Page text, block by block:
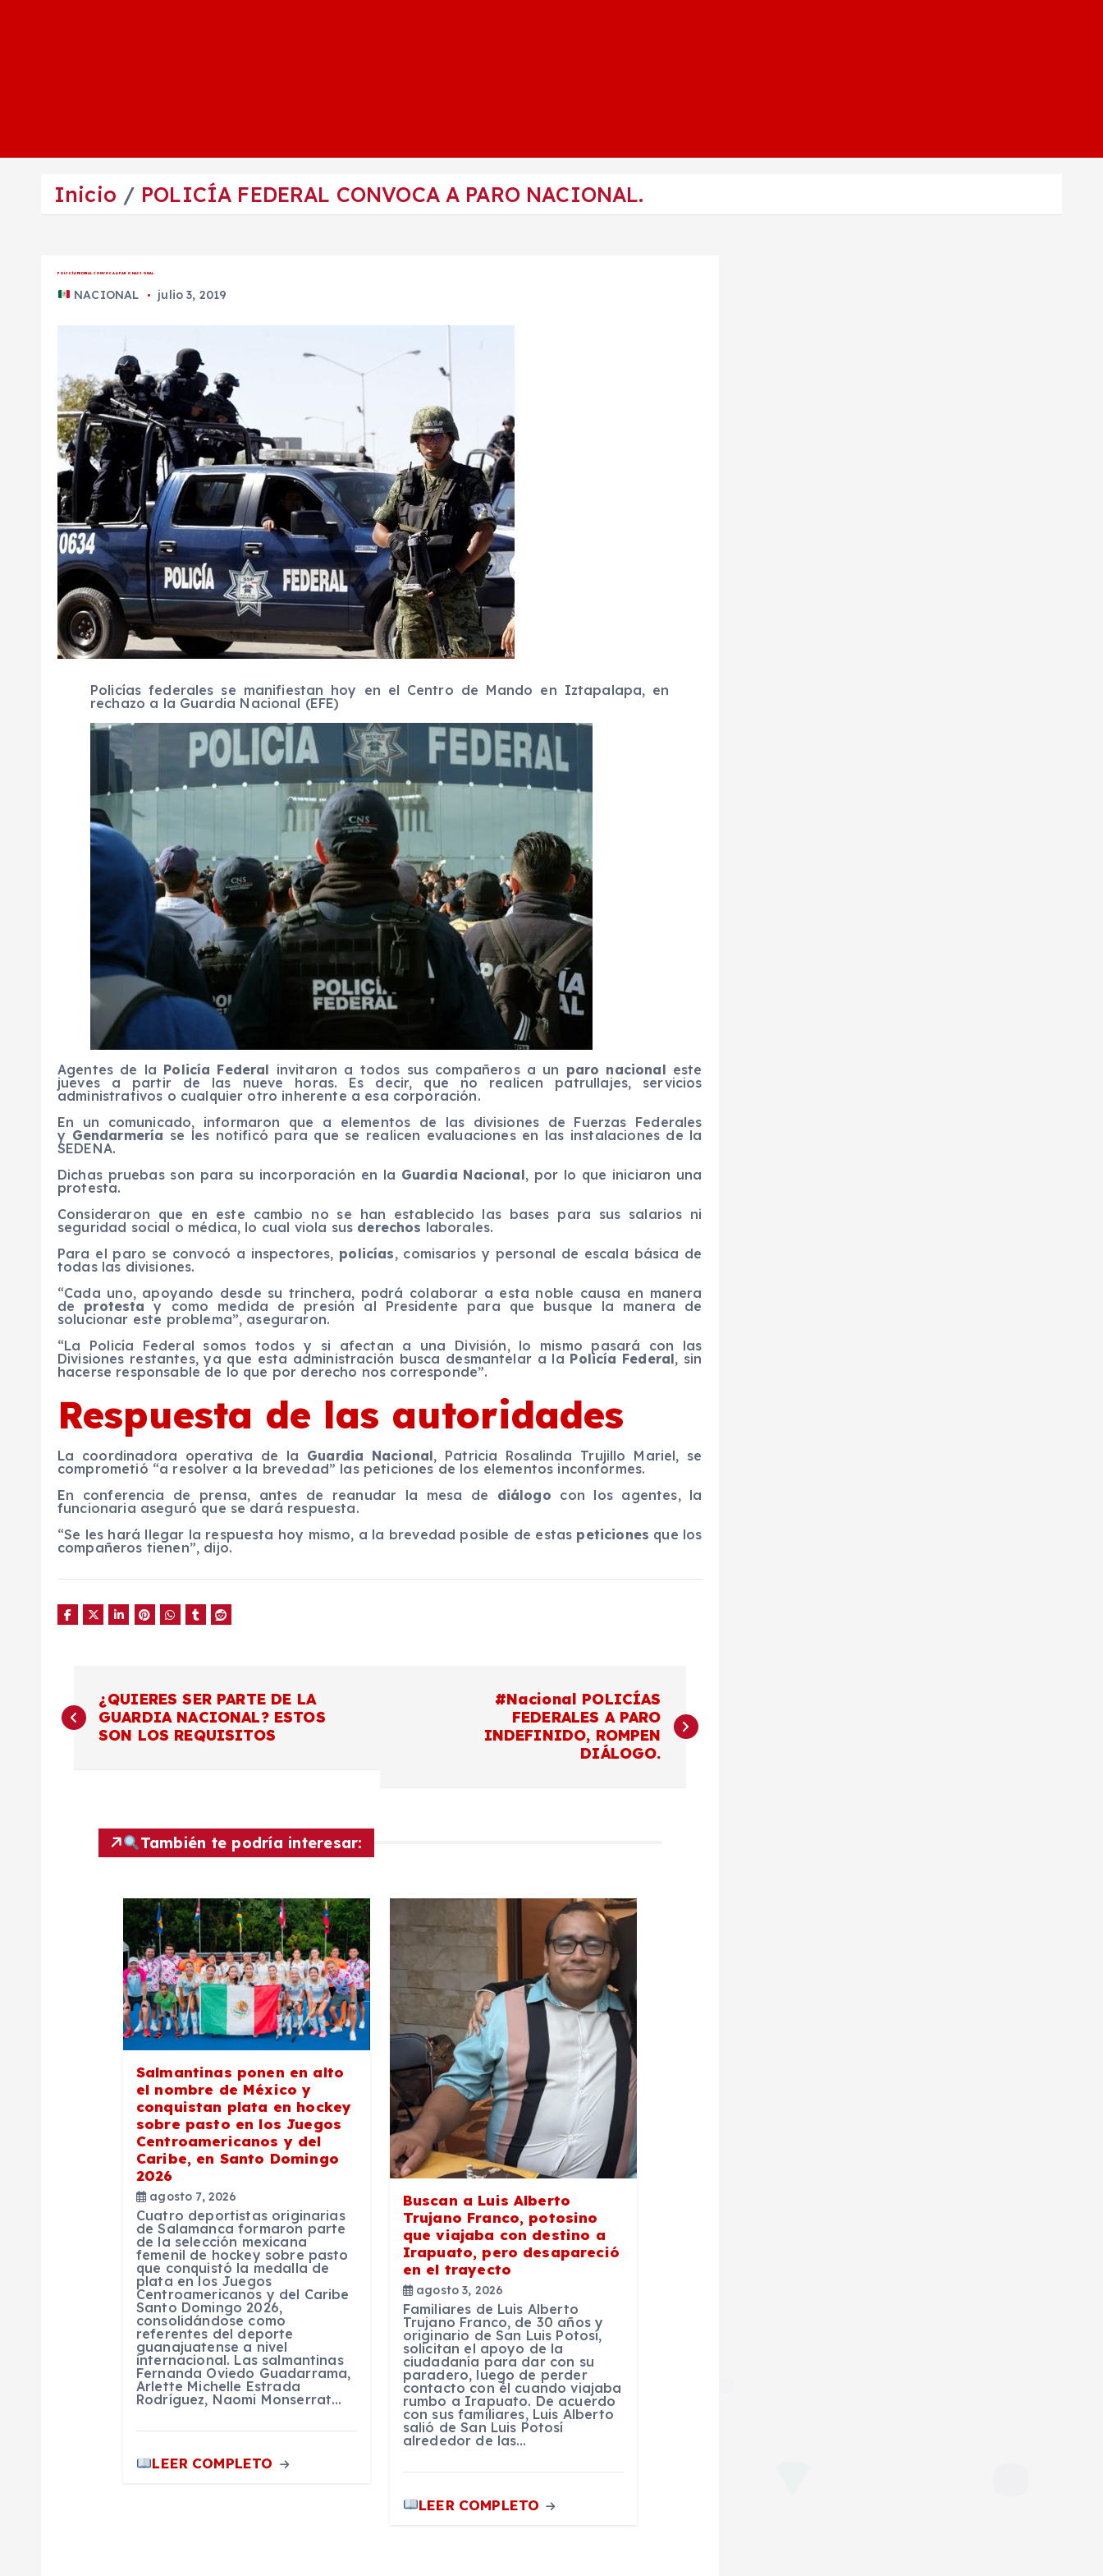
Inicio POLICÍA FEDERAL CONVOCA A PARO NACIONAL.
POLICÍA FEDERAL CONVOCA A PARO NACIONAL.
NACIONAL julio 3, 2019
Policías federales se manifiestan hoy en el Centro de Mando en Iztapalapa, en
rechazo a la Guardia Nacional (EFE)
Agentes de la Policía Federal invitaron a todos sus compañeros a un paro nacional este
jueves a partir de las nueve horas. Es decir, que no realicen patrullajes, servicios
administrativos o cualquier otro inherente a esa corporación.
En un comunicado, informaron que a elementos de las divisiones de Fuerzas Federales
y Gendarmería se les notificó para que se realicen evaluaciones en las instalaciones de la
SEDENA.
Dichas pruebas son para su incorporación en la Guardia Nacional, por lo que iniciaron una
protesta.
Consideraron que en este cambio no se han establecido las bases para sus salarios ni
seguridad social o médica, lo cual viola sus derechos laborales.
Para el paro se convocó a inspectores, policías, comisarios y personal de escala básica de
todas las divisiones.
“Cada uno, apoyando desde su trinchera, podrá colaborar a esta noble causa en manera
de protesta y como medida de presión al Presidente para que busque la manera de
solucionar este problema”, aseguraron.
“La Policía Federal somos todos y si afectan a una División, lo mismo pasará con las
Divisiones restantes, ya que esta administración busca desmantelar a la Policía Federal, sin
hacerse responsable de lo que por derecho nos corresponde”.
Respuesta de las autoridades
La coordinadora operativa de la Guardia Nacional, Patricia Rosalinda Trujillo Mariel, se
comprometió “a resolver a la brevedad” las peticiones de los elementos inconformes.
En conferencia de prensa, antes de reanudar la mesa de diálogo con los agentes, la
funcionaria aseguró que se dará respuesta.
“Se les hará llegar la respuesta hoy mismo, a la brevedad posible de estas peticiones que los
compañeros tienen”, dijo.
a
¿QUIERES SER PARTE DE LA
GUARDIA NACIONAL? ESTOS
SON LOS REQUISITOS
#Nacional POLICÍAS
FEDERALES A PARO
INDEFINIDO, ROMPEN
DIÁLOGO.
También te podría interesar:
Salmantinas ponen en alto
el nombre de México y
conquistan plata en hockey
sobre pasto en los Juegos
Centroamericanos y del
Caribe, en Santo Domingo
2026
agosto 7, 2026
Cuatro deportistas originarias
de Salamanca formaron parte
de la selección mexicana
femenil de hockey sobre pasto
que conquistó la medalla de
plata en los Juegos
Centroamericanos y del Caribe
Santo Domingo 2026,
consolidándose como
referentes del deporte
guanajuatense a nivel
internacional. Las salmantinas
Fernanda Oviedo Guadarrama,
Arlette Michelle Estrada
Rodríguez, Naomi Monserrat…
LEER COMPLETO
Buscan a Luis Alberto
Trujano Franco, potosino
que viajaba con destino a
Irapuato, pero desapareció
en el trayecto
agosto 3, 2026
Familiares de Luis Alberto
Trujano Franco, de 30 años y
originario de San Luis Potosí,
solicitan el apoyo de la
ciudadanía para dar con su
paradero, luego de perder
contacto con él cuando viajaba
rumbo a Irapuato. De acuerdo
con sus familiares, Luis Alberto
salió de San Luis Potosí
alrededor de las…
LEER COMPLETO